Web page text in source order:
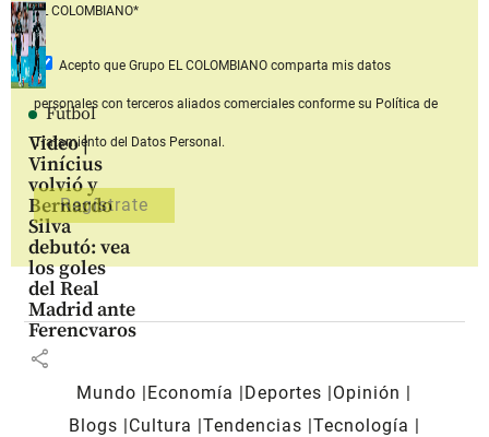
Fútbol
Video |
Vinícius
volvió y
Bernardo
Silva
debutó: vea
los goles
del Real
Madrid ante
Ferencvaros
share
EL COLOMBIANO*
Acepto que Grupo EL COLOMBIANOcomparta mis datos
personales con terceros aliados comerciales conforme su Política de
Tratamiento del Datos Personal.
Mundo Economía Deportes
Opinión
Blogs
Cultura Tendencias Tecnología